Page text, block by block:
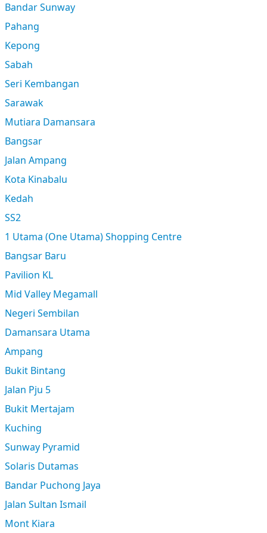
Bandar Sunway
Pahang
Kepong
Sabah
Seri Kembangan
Sarawak
Mutiara Damansara
Bangsar
Jalan Ampang
Kota Kinabalu
Kedah
SS2
1 Utama (One Utama) Shopping Centre
Bangsar Baru
Pavilion KL
Mid Valley Megamall
Negeri Sembilan
Damansara Utama
Ampang
Bukit Bintang
Jalan Pju 5
Bukit Mertajam
Kuching
Sunway Pyramid
Solaris Dutamas
Bandar Puchong Jaya
Jalan Sultan Ismail
Mont Kiara